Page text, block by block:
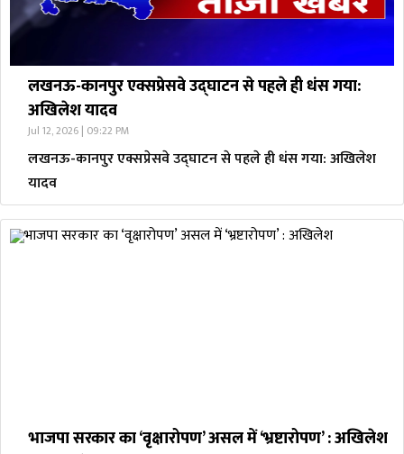
लखनऊ-कानपुर एक्सप्रेसवे उद्घाटन से पहले ही धंस गया:
अखिलेश यादव
Jul 12, 2026 | 09:22 PM
लखनऊ-कानपुर एक्सप्रेसवे उद्घाटन से पहले ही धंस गया: अखिलेश
यादव
भाजपा सरकार का ‘वृक्षारोपण’ असल में ‘भ्रष्टारोपण’ : अखिलेश